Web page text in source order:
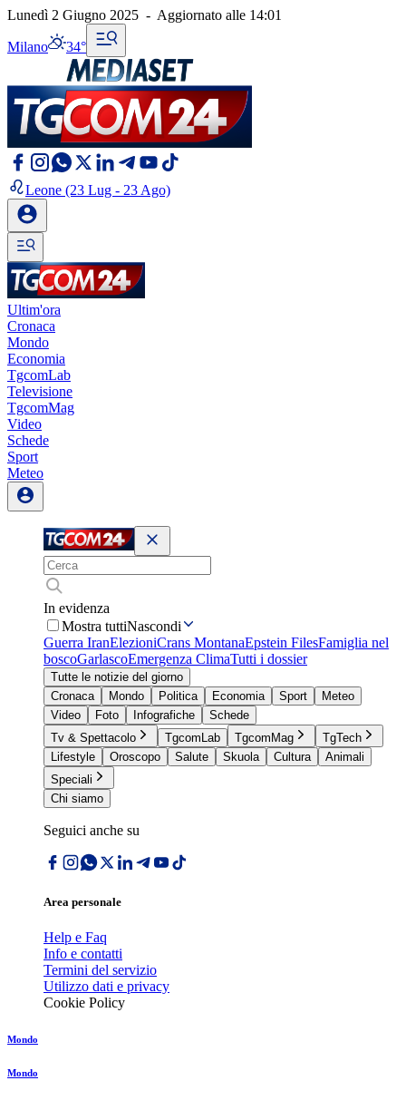
Lunedì 2 Giugno 2025 - Aggiornato alle 14:01
Milano 34°
Leone (23 Lug - 23 Ago)
Ultim'ora
Cronaca
Mondo
Economia
TgcomLab
Televisione
TgcomMag
Video
Schede
Sport
Meteo
In evidenza
Mostra tuttiNascondi
Guerra IranElezioniCrans MontanaEpstein FilesFamiglia nel
boscoGarlascoEmergenza ClimaTutti i dossier
Tutte le notizie del giorno
Cronaca
Mondo Politica Economia Sport
Meteo
Video
Foto Infografiche
Schede
Tv & Spettacolo
TgcomLab TgcomMag
TgTech
Lifestyle
Oroscopo Salute Skuola Cultura
Animali
Speciali
Chi siamo
Seguici anche su
Area personale
Help e Faq
Info e contatti
Termini del servizio
Utilizzo dati e privacy
Cookie Policy
Mondo
Mondo